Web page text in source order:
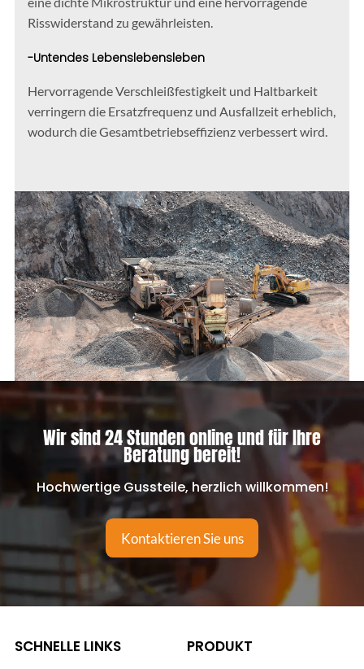
Risswiderstand zu gewährleisten.
-Untendes Lebenslebensleben
Hervorragende Verschleißfestigkeit und Haltbarkeit
verringern die Ersatzfrequenz und Ausfallzeit erheblich,
wodurch die Gesamtbetriebseffizienz verbessert wird.
Wir sind 24 Stunden online und für Ihre
Beratung bereit!
Hochwertige Gussteile, herzlich willkommen!
Kontaktieren Sie uns
SCHNELLE LINKS PRODUKT